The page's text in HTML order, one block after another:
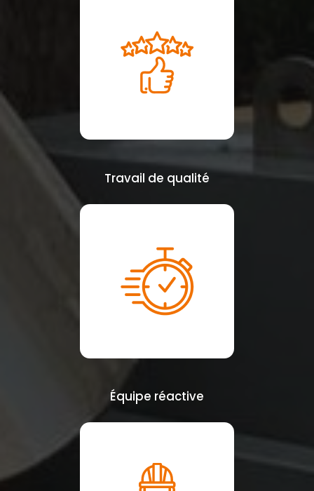
Travail de qualité
Équipe réactive